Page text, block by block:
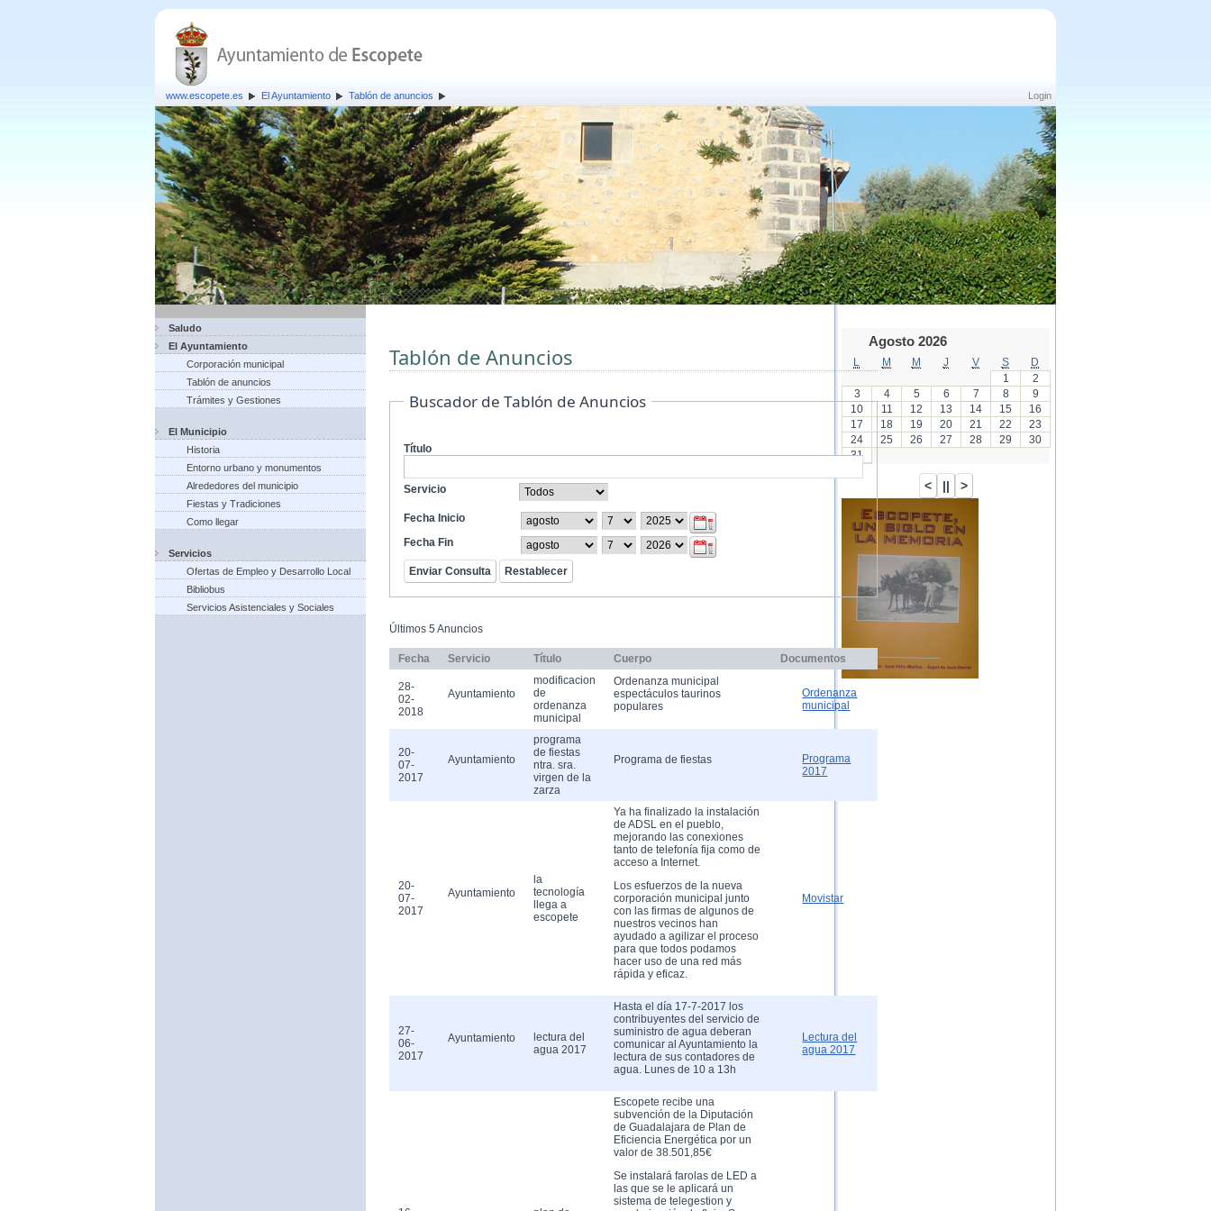
Login
www.escopete.es El Ayuntamiento Tablón de anuncios
Saludo
El Ayuntamiento
Corporación municipal
Tablón de anuncios
Trámites y Gestiones
El Municipio
Historia
Entorno urbano y monumentos
Alrededores del municipio
Fiestas y Tradiciones
Como llegar
Servicios
Ofertas de Empleo y Desarrollo Local
Bibliobus
Servicios Asistenciales y Sociales
Tablón de Anuncios
Buscador de Tablón de Anuncios
Título
Servicio
Fecha Inicio
Fecha Fin
Últimos 5 Anuncios
Fecha Servicio Título Cuerpo Documentos
28-
02-
2018
Ayuntamiento
modificacion
de
ordenanza
municipal
Ordenanza municipal
espectáculos taurinos
populares
Ordenanza
municipal
20-
07-
2017
Ayuntamiento
programa
de fiestas
ntra. sra.
virgen de la
zarza
Programa de fiestas
Programa
2017
20-
07-
2017
Ayuntamiento
la
tecnología
llega a
escopete
Ya ha finalizado la instalación
de ADSL en el pueblo,
mejorando las conexiones
tanto de telefonía fija como de
acceso a Internet.
Los esfuerzos de la nueva
corporación municipal junto
con las firmas de algunos de
nuestros vecinos han
ayudado a agilizar el proceso
para que todos podamos
hacer uso de una red más
rápida y eficaz.
Movistar
27-
06-
2017
Ayuntamiento
lectura del
agua 2017
Hasta el día 17-7-2017 los
contribuyentes del servicio de
suministro de agua deberan
comunicar al Ayuntamiento la
lectura de sus contadores de
agua. Lunes de 10 a 13h
Lectura del
agua 2017
Escopete recibe una
subvención de la Diputación
de Guadalajara de Plan de
Eficiencia Energética por un
valor de 38.501,85€
Se instalará farolas de LED a
las que se le aplicará un
sistema de telegestion y
Agosto 2026
M M J V S
D
1
2
3
4 5 6 7 8
9
10
11 12 13 14 15
16
17
18 19 20 21 22
23
24
25 26 27 28 29
30
31